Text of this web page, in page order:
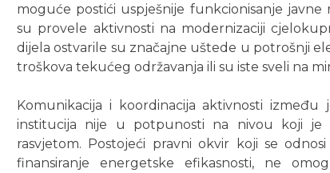
moguće postići uspješnije funkcionisanje javne
su provele aktivnosti na modernizaciji
dijela ostvarile su značajne uštede u potrošnji
troškova tekućeg održavanja ili su iste sveli na
Komunikacija i koordinacija aktivnosti
institucija nije u potpunosti na nivou koji je
rasvjetom. Postojeći pravni okvir koji se
finansiranje energetske efikasnosti, ne